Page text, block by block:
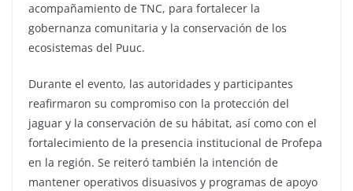
acompañamiento de TNC, para fortalecer la
gobernanza comunitaria y la conservación de los
ecosistemas del Puuc.
Durante el evento, las autoridades y participantes
reafirmaron su compromiso con la protección del
jaguar y la conservación de su hábitat, así como con el
fortalecimiento de la presencia institucional de Profepa
en la región. Se reiteró también la intención de
mantener operativos disuasivos y programas de apoyo